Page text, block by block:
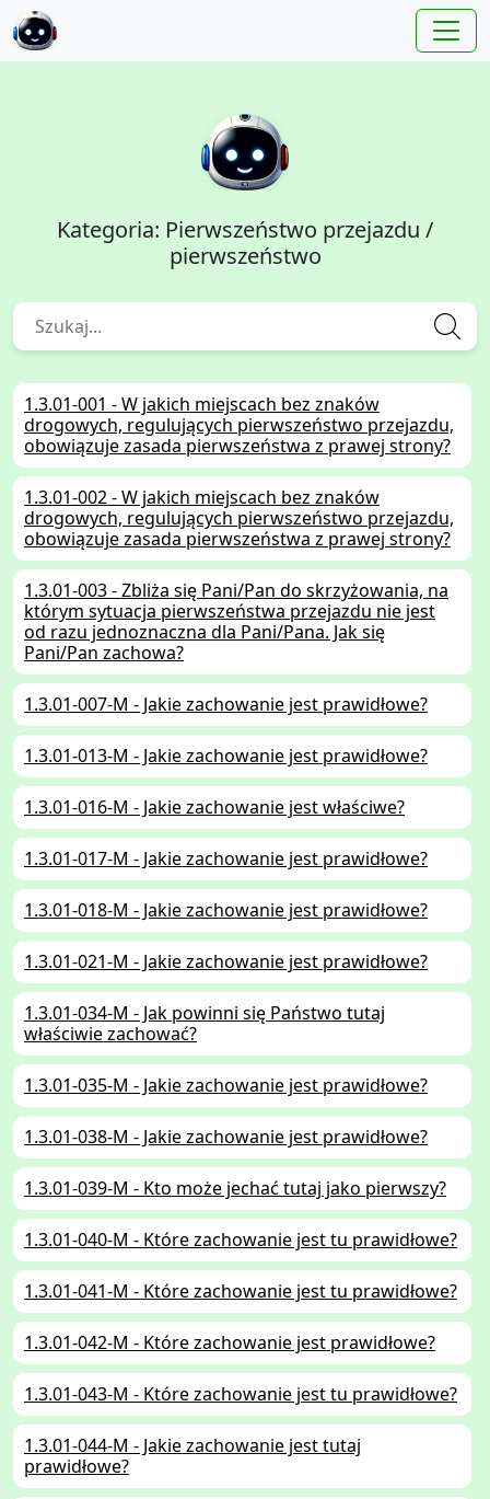
Kategoria: Pierwszeństwo przejazdu /
pierwszeństwo
1.3.01-001 - W jakich miejscach bez znaków
drogowych, regulujących pierwszeństwo przejazdu,
obowiązuje zasada pierwszeństwa z prawej strony?
1.3.01-002 - W jakich miejscach bez znaków
drogowych, regulujących pierwszeństwo przejazdu,
obowiązuje zasada pierwszeństwa z prawej strony?
1.3.01-003 - Zbliża się Pani/Pan do skrzyżowania, na
którym sytuacja pierwszeństwa przejazdu nie jest
od razu jednoznaczna dla Pani/Pana. Jak się
Pani/Pan zachowa?
1.3.01-007-M - Jakie zachowanie jest prawidłowe?
1.3.01-013-M - Jakie zachowanie jest prawidłowe?
1.3.01-016-M - Jakie zachowanie jest właściwe?
1.3.01-017-M - Jakie zachowanie jest prawidłowe?
1.3.01-018-M - Jakie zachowanie jest prawidłowe?
1.3.01-021-M - Jakie zachowanie jest prawidłowe?
1.3.01-034-M - Jak powinni się Państwo tutaj
właściwie zachować?
1.3.01-035-M - Jakie zachowanie jest prawidłowe?
1.3.01-038-M - Jakie zachowanie jest prawidłowe?
1.3.01-039-M - Kto może jechać tutaj jako pierwszy?
1.3.01-040-M - Które zachowanie jest tu prawidłowe?
1.3.01-041-M - Które zachowanie jest tu prawidłowe?
1.3.01-042-M - Które zachowanie jest prawidłowe?
1.3.01-043-M - Które zachowanie jest tu prawidłowe?
1.3.01-044-M - Jakie zachowanie jest tutaj
prawidłowe?